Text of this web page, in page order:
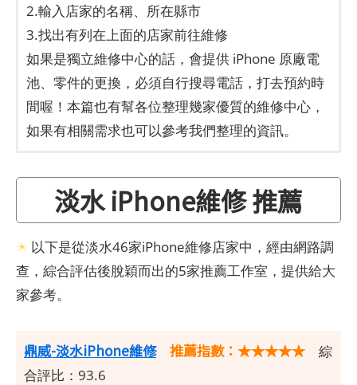
2.輸入店家的名稱、所在縣市
3.找出有列在上面的店家前往維修
如果是獨立維修中心的話，會提供 iPhone 原廠電
池、零件的更換，必須自行搜尋電話，打去預約時
間喔！本篇也有幫各位整理幾家優質的維修中心，
如果有相關需求也可以參考我們整理的資訊。
淡水 iPhone維修 推薦
☀ 以下是從淡水46家iPhone維修店家中，經由網路調
查，綜合評估後脫穎而出的5家推薦工作室，提供給大
家參考。
鼎威-淡水iPhone維修 推薦指數：★★★★★ 綜
合評比：93.6